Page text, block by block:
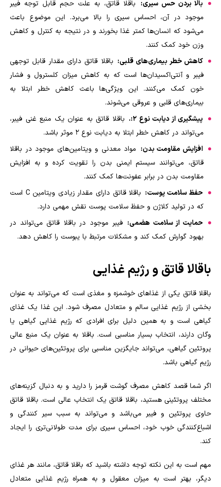
بالا بردن حس سیری: باقلا قاتق، به علت حجم قابل توجه فیبر
موجود در آن، احساس سیری را بالا می‌برد. این موضوع باعث
می‌شود که انسان‌ها کمتر غذا بخورند و در نتیجه به کنترل و کاهش
وزن خود کمک کنند.
کاهش خطر بیماری‌های قلبی: باقلا قاتق دارای مقدار قابل توجهی
فیبر و آنتی‌اکسیدان‌ها است که به کاهش میزان کلسترول و فشار
خون کمک می‌کنند. این ویژگی‌ها باعث کاهش خطر ابتلا به
بیماری‌های قلبی و عروقی می‌شوند.
پیشگیری از دیابت نوع 2:.
باقلا قاتق به عنوان یک منبع غنی فیبر،
می‌تواند در کاهش خطر ابتلا به دیابت نوع 2 موثر باشد.
افزایش مقاومت بدن: مواد معدنی و ویتامین‌های موجود در باقلا
قاتق، می‌توانند سیستم ایمنی بدن را تقویت کرده و به افزایش
مقاومت بدن در برابر عفونت‌ها کمک کنند.
حفظ سلامت پوست:
باقلا قاتق دارای مقدار زیادی ویتامین C است
که در تولید کلاژن و حفظ سلامت پوست نقش مهمی دارد.
حمایت از سلامت هضمی: فیبر موجود در باقلا قاتق می‌تواند در
بهبود گوارش کمک کند و مشکلات مرتبط با یبوست را کاهش دهد.
باقالا قاتق و رژیم غذایی
باقلا قاتق یکی از غذاهای خوشمزه و مغذی است که می‌تواند به عنوان
بخشی از رژیم غذایی سالم و متعادل مصرف شود. این غذا یک غذای
گیاهی است و به همین دلیل برای افرادی که رژیم غذایی گیاهی یا
وگان دارند، انتخاب بسیار مناسبی است. باقلا به عنوان یک منبع عالی
پروتئین گیاهی، می‌تواند جایگزین مناسبی برای پروتئین‌های حیوانی در
رژیم گیاهی باشد.
اگر شما قصد کاهش مصرف گوشت قرمز را دارید و به دنبال گزینه‌های
مختلف پروتئینی هستید، باقلا قاتق یک انتخاب عالی است. باقلا قاتق
حاوی پروتئین و فیبر می‌باشد و می‌تواند به سبب سیر کنندگی و
اشباع‌کنندگی خوب خود، احساس سیری برای مدت طولانی‌تری را ایجاد
کند.
مهم است به این نکته توجه داشته باشید که باقلا قاتق، مانند هر غذای
دیگر، بهتر است به میزان معقول و به همراه رژیم غذایی متعادل